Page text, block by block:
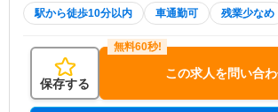
駅から徒歩10分以内 車通勤可 残業少なめ
保存する
この求人を問い合